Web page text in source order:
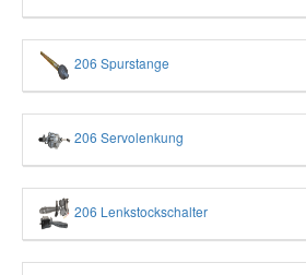
206 Spurstange
206 Servolenkung
206 Lenkstockschalter